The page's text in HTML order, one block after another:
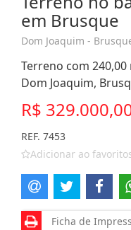
em Brusque
Dom Joaquim -
Terreno com
Dom Joaquim,
R$
REF. 7453
Adicionar ao
Ficha de